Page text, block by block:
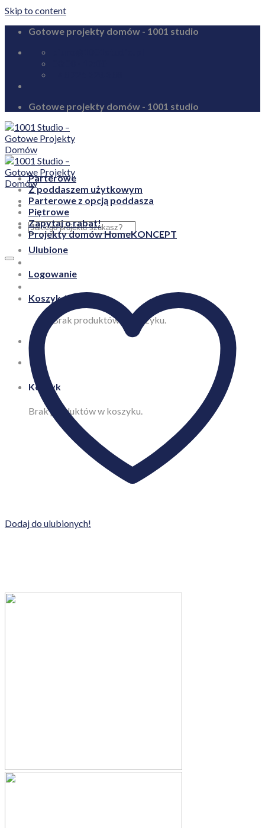
Skip to content
Gotowe projekty domów - 1001 studio
Gotowe projekty domów - 1001 studio
Ulubione
Logowanie
Koszyk /0,00
Brak produktów w koszyku.
Koszyk
Brak produktów w koszyku.
Parterowe
Z poddaszem użytkowym
Parterowe z opcją poddasza
Piętrowe
Zapytaj o rabat!
Projekty domów HomeKONCEPT
Dodaj do ulubionych!